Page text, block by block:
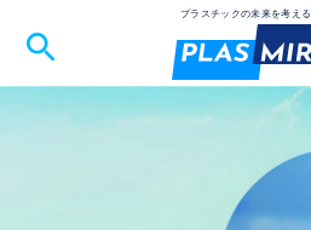
プラスチックの未来を考え
トピックス
バイオマスプラスチッ